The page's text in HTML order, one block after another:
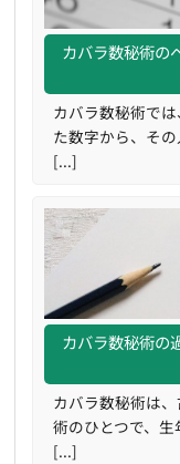
カバラ数秘術の
カバラ数秘術で
た数字から、そ
[...]
カバラ数秘術の
カバラ数秘術は
術のひとつで、
[...]